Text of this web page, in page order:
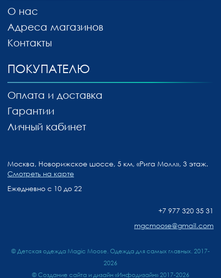
О нас
Адреса магазинов
Контакты
ПОКУПАТЕЛЮ
Оплата и доставка
Гарантии
Личный кабинет
Москва, Новорижское шоссе, 5 км, «Рига Молл», 3 этаж.
Смотреть на карте
Ежедневно с 10 до 22
+7 977 320 35 31
mgcmoose@gmail.com
© Детская одежда Magic Moose. Одежда для самых главных. 2017-
2026
© Создание сайта и дизайн «Инфодизайн»2017-2026